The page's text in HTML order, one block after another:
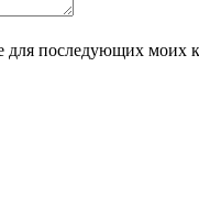
для последующих моих